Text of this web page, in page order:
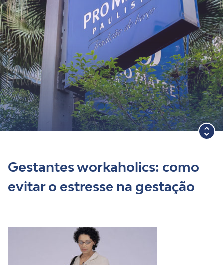
Blog
Gestantes workaholics: como
evitar o estresse na gestação